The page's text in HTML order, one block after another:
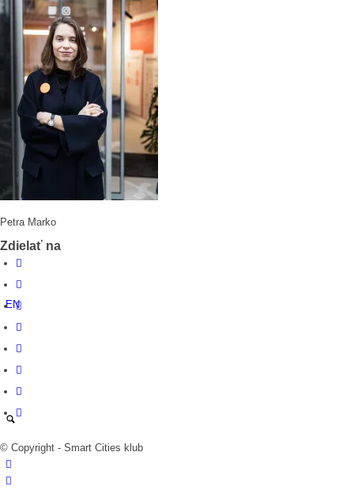
Novinky
Kontakt
EN
Petra Marko
Zdielať na
© Copyright - Smart Cities klub